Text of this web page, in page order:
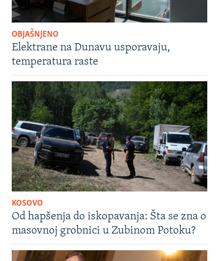
OBJAŠNJENO
Elektrane na Dunavu usporavaju,
temperatura raste
KOSOVO
Od hapšenja do iskopavanja: Šta se zna o
masovnoj grobnici u Zubinom Potoku?